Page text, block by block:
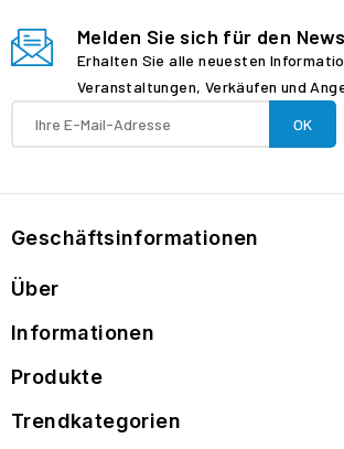
Melden Sie sich für den
Erhalten Sie alle neuesten
Veranstaltungen, Verkäufen und
Geschäftsinformationen
Über
Informationen
Produkte
Trendkategorien